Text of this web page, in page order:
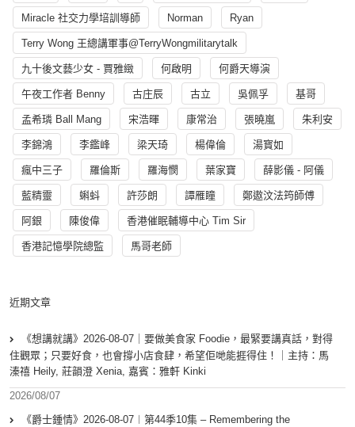
Miracle 社交力學培訓導師 Norman Ryan
Terry Wong 王總講軍事@TerryWongmilitarytalk
九十後文藝少女 - 賈雅緻 何啟明 何爵天導演
午夜工作者 Benny 古庄辰 古立 吳佩孚 基哥
孟希璘 Ball Mang 宋浩暉 康常治 張曉嵐 朱利安
李錦鴻 李鑑峰 梁天琦 楊偉倫 湯寳如
瘋中三子 羅倫斯 羅海憫 葉家寶 薛影儀 - 阿儀
藍精靈 蝌蚪 許莎朗 譚雁瞳 鄭遨汶法筠師傅
阿銀 陳俊偉 香港催眠輔導中心 Tim Sir
香港記憶學院總監 馬哥老師
近期文章
《想講就講》2026-08-07｜要做美食家 Foodie，最緊要講真話，對得
住觀眾；只要好食，也會撐小店食肆，希望佢哋能捱得住！｜主持：馬
溱禧 Heily, 莊韻澄 Xenia, 嘉賓：雅軒 Kinki
2026/08/07
《爵士鍾情》2026-08-07︱第44季10集 – Remembering the